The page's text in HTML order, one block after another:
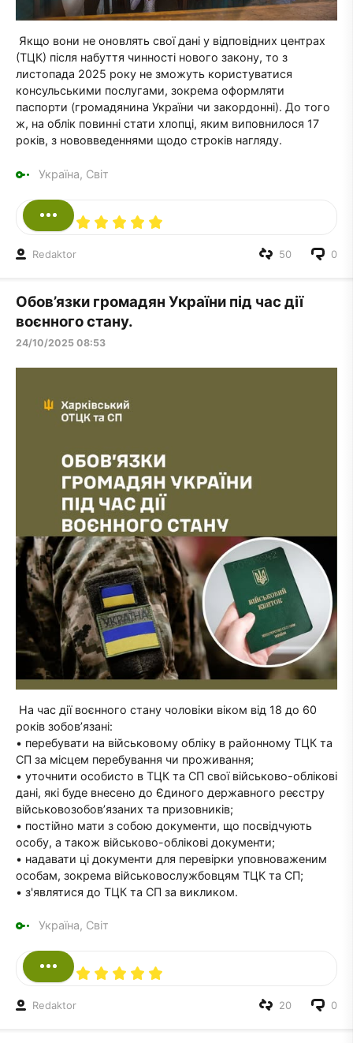
Якщо вони не оновлять свої дані у відповідних центрах
(ТЦК) після набуття чинності нового закону, то з
листопада 2025 року не зможуть користуватися
консульськими послугами, зокрема оформляти
паспорти (громадянина України чи закордонні). До того
ж, на облік повинні стати хлопці, яким виповнилося 17
років, з нововведеннями щодо строків нагляду.
Україна, Світ
Redaktor 0
50
Обов’язки громадян України під час дії
воєнного стану.
24/10/2025 08:53
На час дії воєнного стану чоловіки віком від 18 до 60
років зобов’язані:
• перебувати на військовому обліку в районному ТЦК та
СП за місцем перебування чи проживання;
• уточнити особисто в ТЦК та СП свої військово-облікові
дані, які буде внесено до Єдиного державного реєстру
військовозобов’язаних та призовників;
• постійно мати з собою документи, що посвідчують
особу, а також військово-облікові документи;
• надавати ці документи для перевірки уповноваженим
особам, зокрема військовослужбовцям ТЦК та СП;
• з'являтися до ТЦК та СП за викликом.
Україна, Світ
Redaktor 0
20